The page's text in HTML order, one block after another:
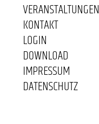
VERANSTALTUNGEN
KONTAKT
LOGIN
DOWNLOAD
IMPRESSUM
DATENSCHUTZ